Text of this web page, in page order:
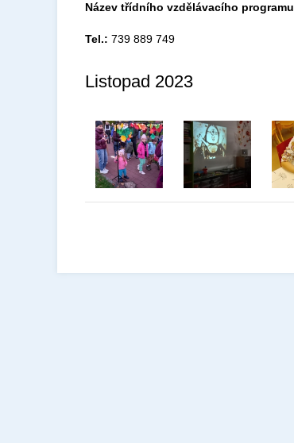
Název třídního vzdělávacího programu
Tel.: 739 889 749
Listopad 2023